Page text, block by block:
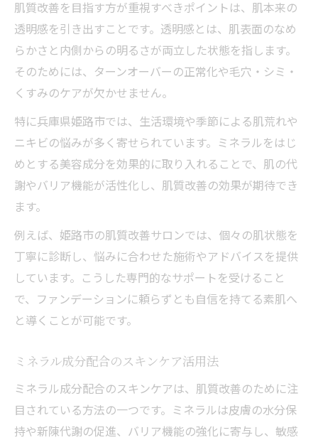
肌質改善を目指す方が重視すべきポイントは、肌本来の
透明感を引き出すことです。透明感とは、肌表面のなめ
らかさと内側からの明るさが両立した状態を指します。
そのためには、ターンオーバーの正常化や毛穴・シミ・
くすみのケアが欠かせません。
特に兵庫県姫路市では、生活環境や季節による肌荒れや
ニキビの悩みが多く寄せられています。ミネラルをはじ
めとする美容成分を効果的に取り入れることで、肌の代
謝やバリア機能が活性化し、肌質改善の効果が期待でき
ます。
例えば、姫路市の肌質改善サロンでは、個々の肌状態を
丁寧に診断し、悩みに合わせた施術やアドバイスを提供
しています。こうした専門的なサポートを受けること
で、ファンデーションに頼らずとも自信を持てる素肌へ
と導くことが可能です。
ミネラル成分配合のスキンケア活用法
ミネラル成分配合のスキンケアは、肌質改善のために注
目されている方法の一つです。ミネラルは皮膚の水分保
持や新陳代謝の促進、バリア機能の強化に寄与し、敏感